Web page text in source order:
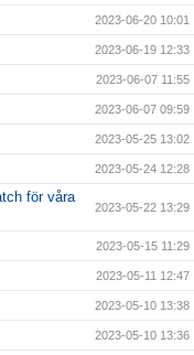
2023-06-20 10:01
2023-06-19 12:33
2023-06-07 11:55
2023-06-07 09:59
2023-05-25 13:02
2023-05-24 12:28
för våra
2023-05-22 13:29
2023-05-15 11:29
2023-05-11 12:47
2023-05-10 13:38
2023-05-10 13:36